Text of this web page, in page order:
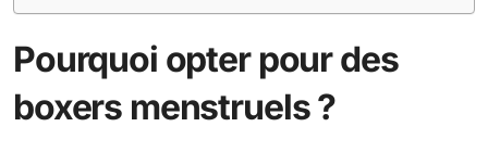
Pourquoi opter pour des
boxers menstruels ?